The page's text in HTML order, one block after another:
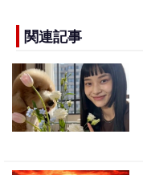
e
b
o
o
k
関連記事